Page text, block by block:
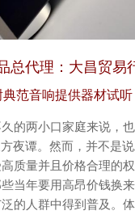
总代理：大昌贸易
范音响提供器材试听
的两小口家庭来说，
夜谭。然而，并不是
质量并且价格合理的
当年要用高昂价钱换
的人群中得到普及。